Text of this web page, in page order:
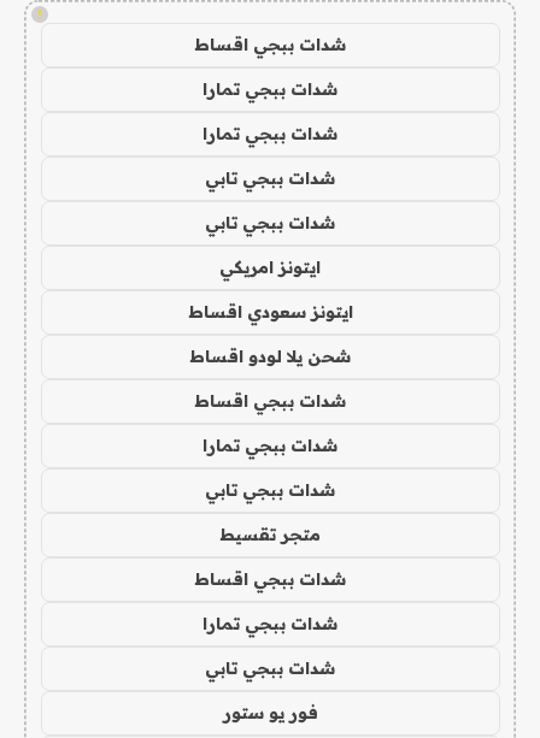
!
شدات ببجي اقساط
شدات ببجي تمارا
شدات ببجي تمارا
شدات ببجي تابي
شدات ببجي تابي
ايتونز امريكي
ايتونز سعودي اقساط
شحن يلا لودو اقساط
شدات ببجي اقساط
شدات ببجي تمارا
شدات ببجي تابي
متجر تقسيط
شدات ببجي اقساط
شدات ببجي تمارا
شدات ببجي تابي
فور يو ستور